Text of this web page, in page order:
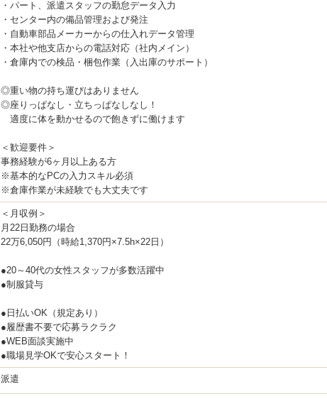
・パート、派遣スタッフの勤怠データ入力
・センター内の備品管理および発注
・自動車部品メーカーからの仕入れデータ管理
・本社や他支店からの電話対応（社内メイン）
・倉庫内での検品・梱包作業（入出庫のサポート）
◎重い物の持ち運びはありません
◎座りっぱなし・立ちっぱなしなし！
適度に体を動かせるので飽きずに働けます
＜歓迎要件＞
事務経験が6ヶ月以上ある方
※基本的なPCの入力スキル必須
※倉庫作業が未経験でも大丈夫です
＜月収例＞
月22日勤務の場合
22万6,050円（時給1,370円×7.5h×22日）
●20～40代の女性スタッフが多数活躍中
●制服貸与
●日払いOK（規定あり）
●履歴書不要で応募ラクラク
●WEB面談実施中
●職場見学OKで安心スタート！
派遣